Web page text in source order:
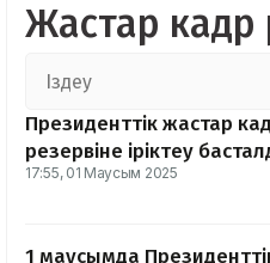
Жастар кадр
Президенттік жастар
резервіне іріктеу
17:55, 01 Маусым 2025
1 маусымда